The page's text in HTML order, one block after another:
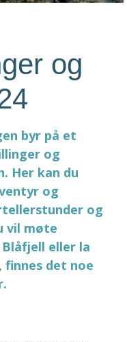
og
byr på et
og
Her kan du
og
og
vil møte
eller la
finnes det noe